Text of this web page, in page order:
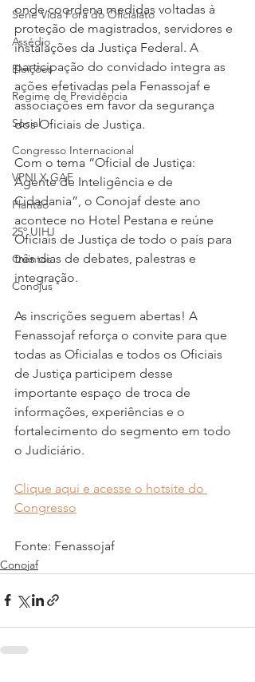
Serie Vida Fora do Oficialato
Assédio
Eleições
Regime de Previdência
Social
Congresso Internacional
VPNI X GAE
Plantão
25º UIHJ
Quintos
Conojus
onde coordena medidas voltadas à
proteção de magistrados, servidores e
instalações da Justiça Federal. A
participação do convidado integra as
ações efetivadas pela Fenassojaf e
associações em favor da segurança
dos Oficiais de Justiça.
Com o tema “Oficial de Justiça:
Agente de Inteligência e de
Cidadania”, o Conojaf deste ano
acontece no Hotel Pestana e reúne
Oficiais de Justiça de todo o país para
três dias de debates, palestras e
integração.
As inscrições seguem abertas! A
Fenassojaf reforça o convite para que
todas as Oficialas e todos os Oficiais
de Justiça participem desse
importante espaço de troca de
informações, experiências e o
fortalecimento do segmento em todo
o Judiciário.
Clique aqui e acesse o hotsite do
Congresso
Fonte: Fenassojaf
Conojaf